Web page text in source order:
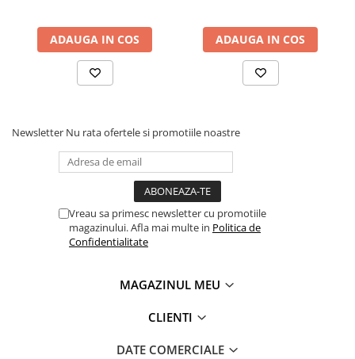
ADAUGA IN COS ADAUGA IN COS
Newsletter Nu rata ofertele si promotiile noastre
Vreau sa primesc newsletter cu promotiile
magazinului. Afla mai multe in Politica de
Confidentialitate
MAGAZINUL MEU
CLIENTI
DATE COMERCIALE